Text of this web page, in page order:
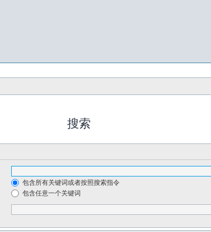
搜索
包含所有关键词或者按照搜索指令
包含任意一个关键词